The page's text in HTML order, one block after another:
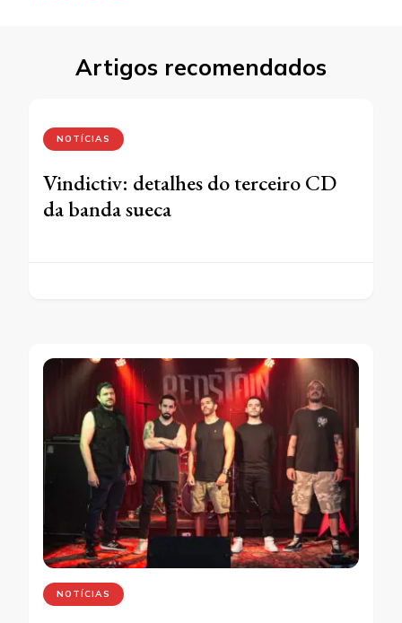
Artigos recomendados
NOTÍCIAS
Vindictiv: detalhes do terceiro CD
da banda sueca
NOTÍCIAS